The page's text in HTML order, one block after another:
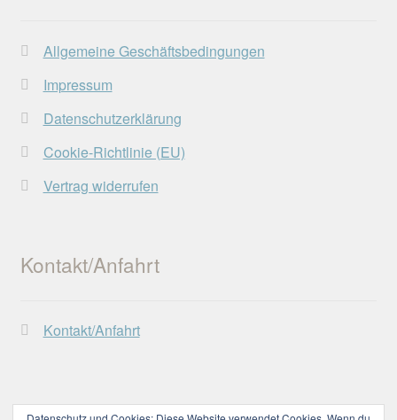
Allgemeine Geschäftsbedingungen
Impressum
Datenschutzerklärung
Cookie-Richtlinie (EU)
Vertrag widerrufen
Kontakt/Anfahrt
Kontakt/Anfahrt